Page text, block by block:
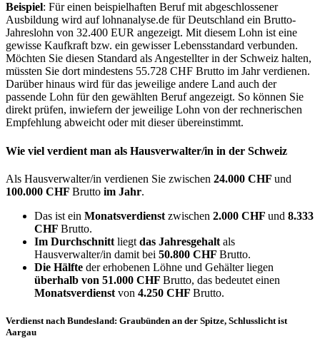
Beispiel: Für einen beispielhaften Beruf mit abgeschlossener
Ausbildung wird auf lohnanalyse.de für Deutschland ein Brutto-
Jahreslohn von 32.400 EUR angezeigt. Mit diesem Lohn ist eine
gewisse Kaufkraft bzw. ein gewisser Lebensstandard verbunden.
Möchten Sie diesen Standard als Angestellter in der Schweiz halten,
müssten Sie dort mindestens 55.728 CHF Brutto im Jahr verdienen.
Darüber hinaus wird für das jeweilige andere Land auch der
passende Lohn für den gewählten Beruf angezeigt. So können Sie
direkt prüfen, inwiefern der jeweilige Lohn von der rechnerischen
Empfehlung abweicht oder mit dieser übereinstimmt.
Wie viel verdient man als Hausverwalter/in in der Schweiz
Als Hausverwalter/in verdienen Sie zwischen 24.000 CHF und
100.000 CHF Brutto im Jahr.
Das ist ein Monatsverdienst zwischen 2.000 CHF und 8.333
CHF Brutto.
Im Durchschnitt liegt das Jahresgehalt als
Hausverwalter/in damit bei 50.800 CHF Brutto.
Die Hälfte der erhobenen Löhne und Gehälter liegen
überhalb von 51.000 CHF Brutto, das bedeutet einen
Monatsverdienst von 4.250 CHF Brutto.
Verdienst nach Bundesland: Graubünden an der Spitze, Schlusslicht ist
Aargau